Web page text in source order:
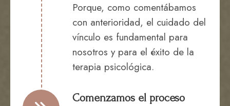
Porque, como comentábamos
con anterioridad, el cuidado del
vínculo es fundamental para
nosotros y para el éxito de la
terapia psicológica.
Comenzamos el proceso